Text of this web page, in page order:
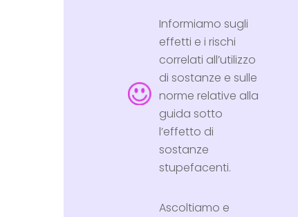
Informiamo sugli
effetti e i rischi
correlati all’utilizzo
di sostanze e sulle
norme relative alla
guida sotto
l’effetto di
sostanze
stupefacenti.
Ascoltiamo e